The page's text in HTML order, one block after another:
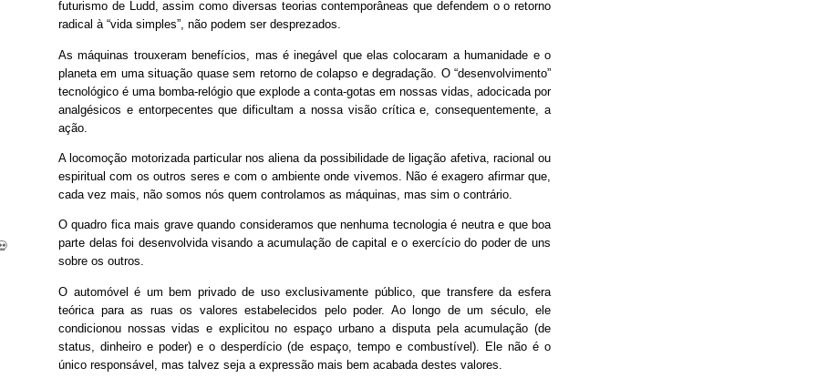
futurismo de Ludd, assim como diversas teorias contemporâneas que defendem o o retorno
radical à “vida simples”, não podem ser desprezados.
As máquinas trouxeram benefícios, mas é inegável que elas colocaram a humanidade e o
planeta em uma situação quase sem retorno de colapso e degradação. O “desenvolvimento”
tecnológico é uma bomba-relógio que explode a conta-gotas em nossas vidas, adocicada por
analgésicos e entorpecentes que dificultam a nossa visão crítica e, consequentemente, a
ação.
A locomoção motorizada particular nos aliena da possibilidade de ligação afetiva, racional ou
espiritual com os outros seres e com o ambiente onde vivemos. Não é exagero afirmar que,
cada vez mais, não somos nós quem controlamos as máquinas, mas sim o contrário.
O quadro fica mais grave quando consideramos que nenhuma tecnologia é neutra e que boa
parte delas foi desenvolvida visando a acumulação de capital e o exercício do poder de uns
sobre os outros.
O automóvel é um bem privado de uso exclusivamente público, que transfere da esfera
teórica para as ruas os valores estabelecidos pelo poder. Ao longo de um século, ele
condicionou nossas vidas e explicitou no espaço urbano a disputa pela acumulação (de
status, dinheiro e poder) e o desperdício (de espaço, tempo e combustível). Ele não é o
único responsável, mas talvez seja a expressão mais bem acabada destes valores.